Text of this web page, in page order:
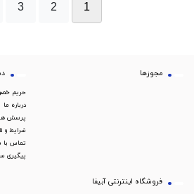
1
2
3
مجوزها
حریم
درباره ما
پرسش
شرایط و
تماس با
پیگیری
فروشگاه اینترنتی آبیفا